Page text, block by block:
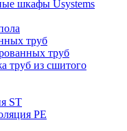
шкафы Usystems
труб
труб
труб из сшитого
ST
PE